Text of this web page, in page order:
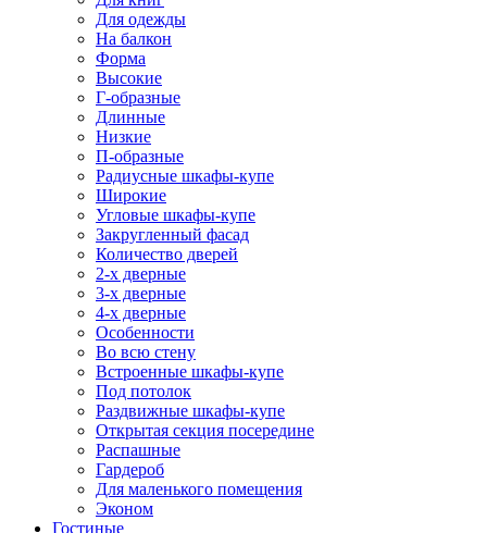
Для одежды
На балкон
Форма
Высокие
Г-образные
Длинные
Низкие
П-образные
Радиусные шкафы-купе
Широкие
Угловые шкафы-купе
Закругленный фасад
Количество дверей
2-х дверные
3-х дверные
4-х дверные
Особенности
Во всю стену
Встроенные шкафы-купе
Под потолок
Раздвижные шкафы-купе
Открытая секция посередине
Распашные
Гардероб
Для маленького помещения
Эконом
Гостиные